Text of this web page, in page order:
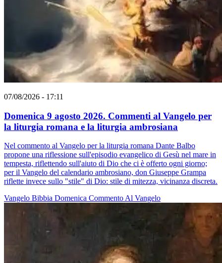
07/08/2026 - 17:11
Domenica 9 agosto 2026. Commenti al Vangelo per
la liturgia romana e la liturgia ambrosiana
Nel commento al Vangelo per la liturgia romana Dante Balbo
propone una riflessione sull'episodio evangelico di Gesù nel mare in
tempesta, riflettendo sull'aiuto di Dio che ci è offerto ogni giorno;
per il Vangelo del calendario ambrosiano, don Giuseppe Grampa
riflette invece sullo "stile" di Dio: stile di mitezza, vicinanza discreta.
Vangelo Bibbia Domenica Commento Al Vangelo